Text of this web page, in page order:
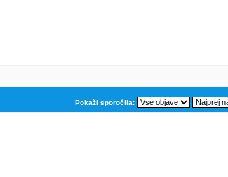
Pokaži sporočila: